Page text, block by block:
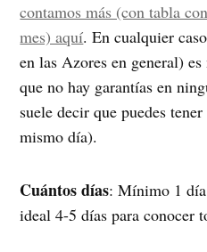
contamos más (con tabla
mes) aquí. En cualquier
en las Azores en general)
que no hay garantías en
suele decir que puedes
mismo día).
Cuántos días: Mínimo 1
ideal 4-5 días para conocer